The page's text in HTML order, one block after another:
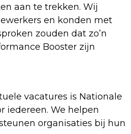
aan te trekken. Wij
en konden met
zouden dat zo’n
Booster zijn
vacatures is Nationale
iedereen. We helpen
organisaties bij hun